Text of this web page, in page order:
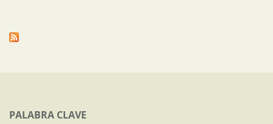
PALABRA CLAVE